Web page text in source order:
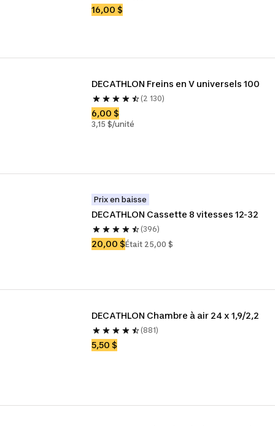
16,00 $
DECATHLON Freins en V universels 100
(2 130)
6,00 $
3,15 $/unité
Prix en baisse
DECATHLON Cassette 8 vitesses 12-32
(396)
20,00 $Était 25,00 $
DECATHLON Chambre à air 24 x 1,9/2,2
(881)
5,50 $